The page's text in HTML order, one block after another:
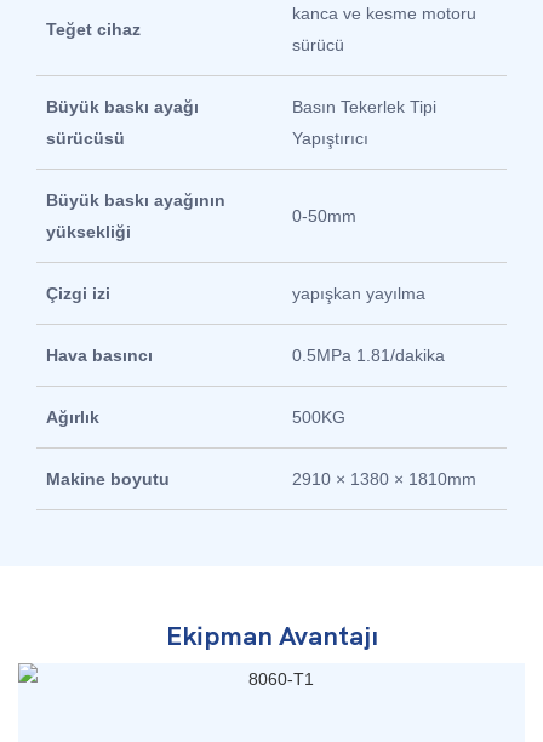
Teğet cihaz
kanca ve kesme motoru
sürücü
Büyük baskı ayağı
sürücüsü
Basın Tekerlek Tipi
Yapıştırıcı
Büyük baskı ayağının
yüksekliği
0-50mm
Çizgi izi yapışkan yayılma
Hava basıncı 0.5MPa 1.81/dakika
Ağırlık 500KG
Makine boyutu 2910 × 1380 × 1810mm
Ekipman Avantajı